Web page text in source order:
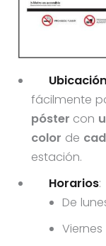
Ubicación
fácilmente
póster con
color de
estación.
Horarios:
De